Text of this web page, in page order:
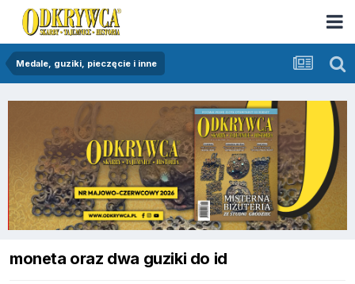
Medale, guziki, pieczęcie i inne
moneta oraz dwa guziki do id